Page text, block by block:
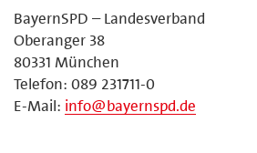
BayernSPD – Landesverband
Oberanger 38
80331 München
Telefon: 089 231711-0
E-Mail: info@bayernspd.de